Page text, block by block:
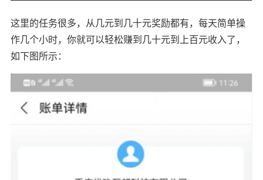
这里的任务很多，从几元到几十元奖励都有，每天简单操
作几个小时，你就可以轻松赚到几十元到上百元收入了，
如下图所示：